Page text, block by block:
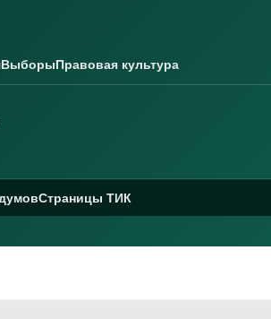
ВыборыПравовая культура
Страницы ТИК